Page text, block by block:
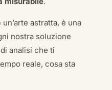
astratta, è una
nostra soluzione
analisi che ti
reale, cosa sta